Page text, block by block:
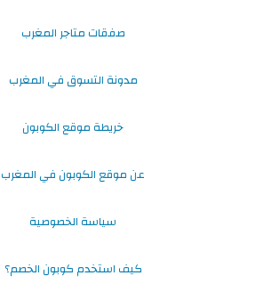
صفقات متاجر المغرب
مدونة التسوق في المغرب
خريطة موقع الكوبون
عن موقع الكوبون في المغرب
سياسة الخصوصية
كيف استخدم كوبون الخصم؟